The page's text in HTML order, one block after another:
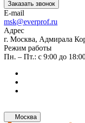
Заказать звонок
E-mail
msk@everprof.ru
Адрес
г. Москва, Адмирала
Режим работы
Пн. – Пт.: с 9:00 до
Москва